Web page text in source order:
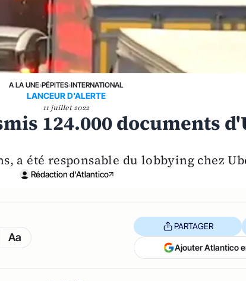
A LA UNE›PÉPITES›INTERNATIONAL
LANCEUR D'ALERTE
11 juillet 2022
124.000 documents
a été responsable du lobbying chez
Rédaction d'Atlantico
Aa
PARTAGER
Ajouter Atlantico